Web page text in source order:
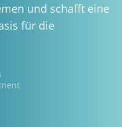
und schafft eine
für die